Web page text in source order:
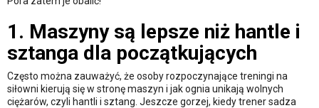
1. Maszyny są lepsze niż hantle i
sztanga dla początkujących
Często można zauważyć, że osoby rozpoczynające treningi na
siłowni kierują się w stronę maszyn i jak ognia unikają wolnych
ciężarów, czyli hantli i sztang. Jeszcze gorzej, kiedy trener sadza